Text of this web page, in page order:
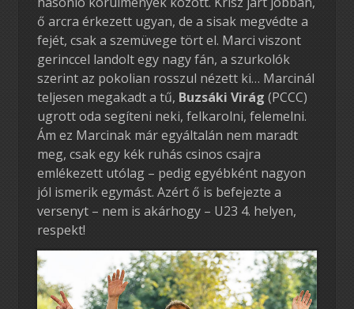
ő arcra érkezett ugyan, de a sisak megvédte a
fejét, csak a szemüvege tört el. Marci viszont
gerinccel landolt egy nagy fán, a szurkolók
szerint az pokolian rosszul nézett ki… Marcinál
teljesen megakadt a tű, Buzsáki Virág (PCCC)
ugrott oda segíteni neki, felkarolni, felemelni.
Ám ez Marcinak már egyáltalán nem maradt
meg, csak egy kék ruhás csinos csajra
emlékezett utólag – pedig egyébként nagyon
jól ismerik egymást. Azért ő is befejezte a
versenyt – nem is akárhogy – U23 4. helyen,
respekt!